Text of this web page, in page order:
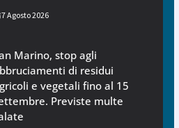
7 Agosto 2026
Marino, stop agli
di residui
e vegetali fino al 15
Previste multe